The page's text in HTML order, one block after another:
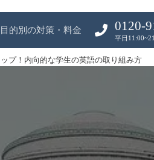
目的別の対策・料金 0120-
平日
プ！内向的な学生の英語の取り組み方